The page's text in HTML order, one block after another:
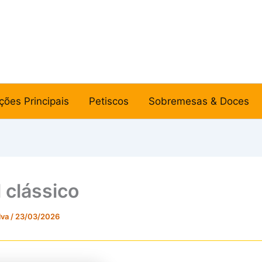
Principais Petiscos Sobremesas & Doces
clássico
/ 23/03/2026